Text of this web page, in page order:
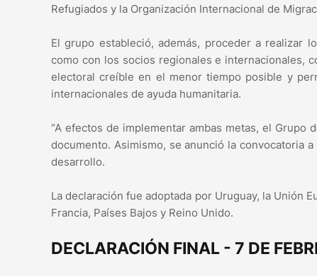
Refugiados y la Organización Internacional de
El grupo estableció, además, proceder a realizar
como con los socios regionales e internacionales,
electoral creíble en el menor tiempo posible y
internacionales de ayuda humanitaria.
“A efectos de implementar ambas metas, el Grupo
documento. Asimismo, se anunció la convocatoria
desarrollo.
La declaración fue adoptada por Uruguay, la Unión
Francia, Países Bajos y Reino Unido.
DECLARACIÓN FINAL - 7 DE